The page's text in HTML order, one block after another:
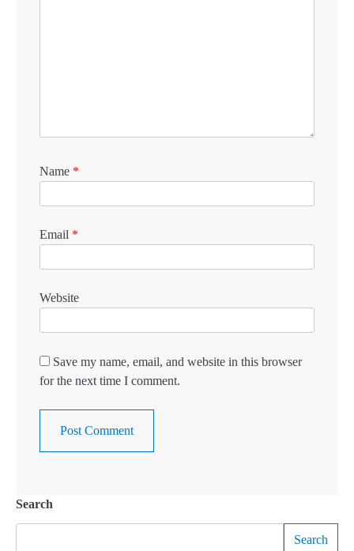
Name *
Email *
Website
Save my name, email, and website in this browser
for the next time I comment.
Search
Search